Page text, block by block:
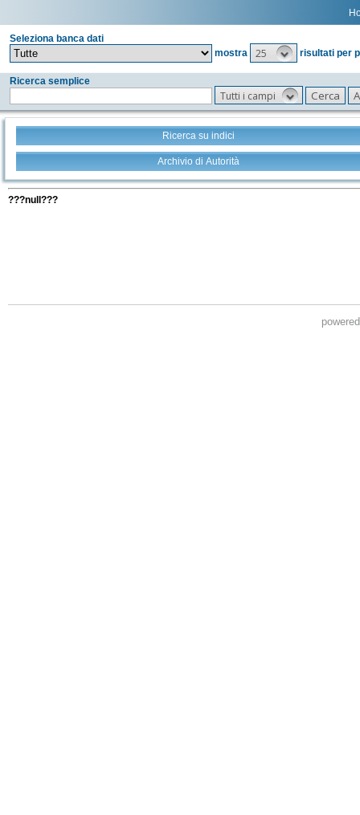
Seleziona banca dati
mostra
25 risultati per
Ricerca semplice
Tutti i campi
Ricerca su indici
Archivio di Autorità
???null???